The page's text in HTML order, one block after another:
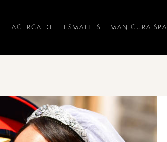
ACERCA DE ESMALTES MANICURA SPA